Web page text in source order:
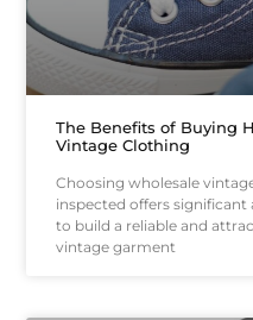
The Benefits of Buying
Vintage Clothing
Choosing wholesale
inspected offers
to build a reliable and
vintage garment